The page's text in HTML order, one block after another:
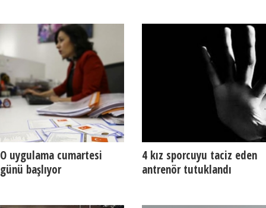
O uygulama cumartesi
günü başlıyor
4 kız sporcuyu taciz eden
antrenör tutuklandı